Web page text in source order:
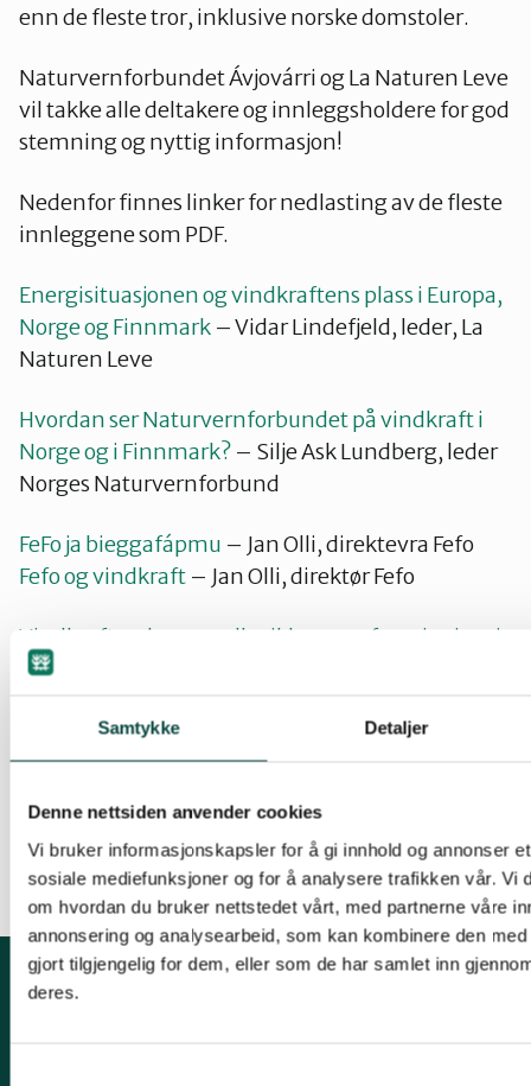
Samtykke Detaljer
Denne nettsiden anvender cookies
Vi bruker informasjonskapsler for å gi innhold og annonser
sosiale mediefunksjoner og for å analysere trafikken vår. Vi
om hvordan du bruker nettstedet vårt, med partnerne våre
annonsering og analysearbeid, som kan kombinere den
gjort tilgjengelig for dem, eller som de har samlet inn
deres.
enn de fleste tror, inklusive norske domstoler.
Naturvernforbundet Ávjovárri og La Naturen Leve
vil takke alle deltakere og innleggsholdere for god
stemning og nyttig informasjon!
Nedenfor finnes linker for nedlasting av de fleste
innleggene som PDF.
Energisituasjonen og vindkraftens plass i Europa,
Norge og Finnmark – Vidar Lindefjeld, leder, La
Naturen Leve
Hvordan ser Naturvernforbundet på vindkraft i
Norge og i Finnmark? – Silje Ask Lundberg, leder
Norges Naturvernforbund
FeFo ja bieggafápmu – Jan Olli, direktevra Fefo
Fefo og vindkraft – Jan Olli, direktør Fefo
Vindkraftverk; være eller ikke være for reineiere i
distrikt 13
Naturvernforbundets organisering av kampen
mot vindkraftutbygging: Kalvvatnet og Fosen
Naturvernforbundet
Kontakt fylkeslaget